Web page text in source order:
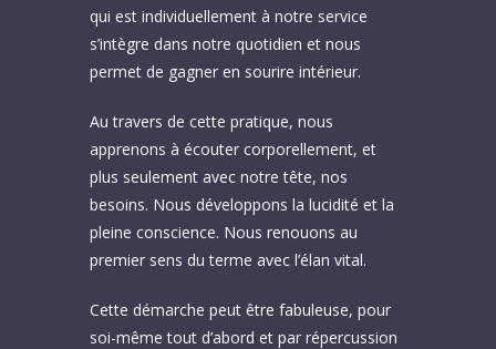
qui est individuellement à notre service
s’intègre dans notre quotidien et nous
permet de gagner en sourire intérieur.
Au travers de cette pratique, nous
apprenons à écouter corporellement, et
plus seulement avec notre tête, nos
besoins. Nous développons la lucidité et la
pleine conscience. Nous renouons au
premier sens du terme avec l’élan vital.
Cette démarche peut être fabuleuse, pour
soi-même tout d’abord et par répercussion